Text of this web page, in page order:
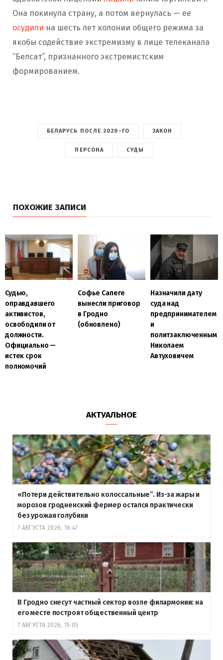
Она покинула страну, а потом вернулась — ее
осудили на шесть лет колонии общего режима за
якобы содействие экстремизму в лице телеканала
“Белсат”, признанного экстремистским
формированием.
БЕЛАРУСЬ ПОСЛЕ 2020-ГО ЗАКОН
ПЕРСОНА СУДЫ
ПОХОЖИЕ ЗАПИСИ
Судью,
оправдавшего
активистов,
освободили от
должности.
Официально —
истек срок
полномочий
Софье Сапеге
вынесли приговор
в Гродно
(обновлено)
Назначили дату
суда над
предпринимателем
и
политзаключенным
Николаем
Автуховичем
АКТУАЛЬНОЕ
«Потери действительно колоссальные”. Из-за жары и
морозов гродненский фермер остался практически
без урожая голубики
7 АВГУСТА 2026, 16:47
В Гродно снесут частный сектор возле филармонии: на
его месте построят общественный центр
7 АВГУСТА 2026, 15:05